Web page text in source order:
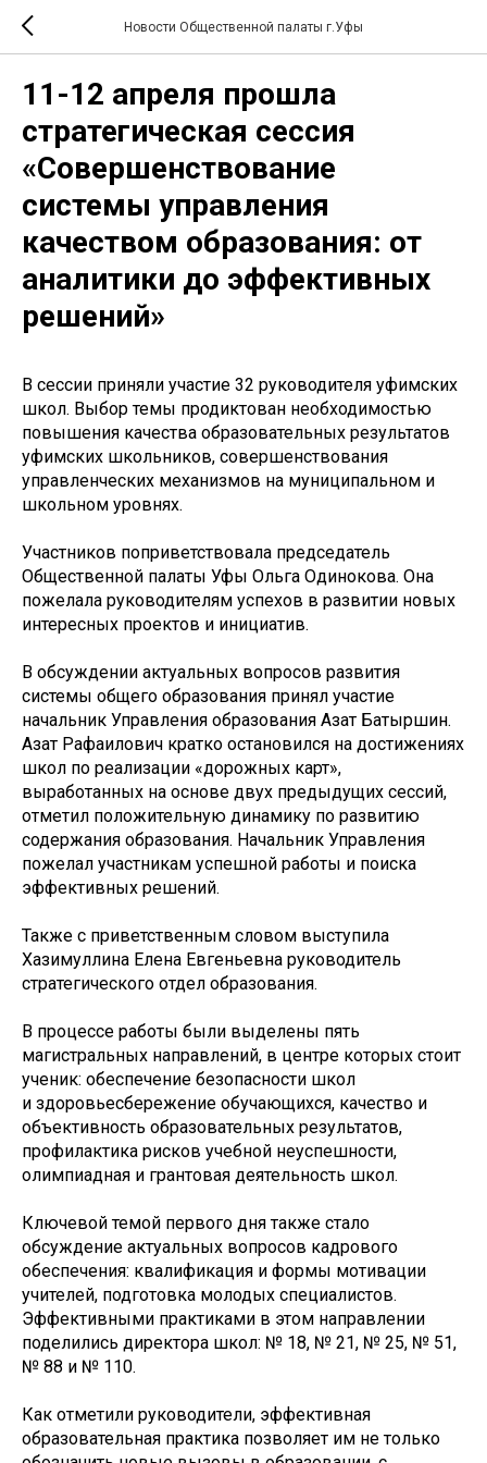
Новости Общественной палаты г.Уфы
11-12 апреля прошла
стратегическая сессия
«Совершенствование
системы управления
качеством образования: от
аналитики до эффективных
решений»
В сессии приняли участие 32 руководителя уфимских
школ. Выбор темы продиктован необходимостью
повышения качества образовательных результатов
уфимских школьников, совершенствования
управленческих механизмов на муниципальном и
школьном уровнях.
Участников поприветствовала председатель
Общественной палаты Уфы Ольга Одинокова. Она
пожелала руководителям успехов в развитии новых
интересных проектов и инициатив.
В обсуждении актуальных вопросов развития
системы общего образования принял участие
начальник Управления образования Азат Батыршин.
Азат Рафаилович кратко остановился на достижениях
школ по реализации «дорожных карт»,
выработанных на основе двух предыдущих сессий,
отметил положительную динамику по развитию
содержания образования. Начальник Управления
пожелал участникам успешной работы и поиска
эффективных решений.
Также с приветственным словом выступила
Хазимуллина Елена Евгеньевна руководитель
стратегического отдел образования.
В процессе работы были выделены пять
магистральных направлений, в центре которых стоит
ученик: обеспечение безопасности школ
и здоровьесбережение обучающихся, качество и
объективность образовательных результатов,
профилактика рисков учебной неуспешности,
олимпиадная и грантовая деятельность школ.
Ключевой темой первого дня также стало
обсуждение актуальных вопросов кадрового
обеспечения: квалификация и формы мотивации
учителей, подготовка молодых специалистов.
Эффективными практиками в этом направлении
поделились директора школ: № 18, № 21, № 25, № 51,
№ 88 и № 110.
Как отметили руководители, эффективная
образовательная практика позволяет им не только